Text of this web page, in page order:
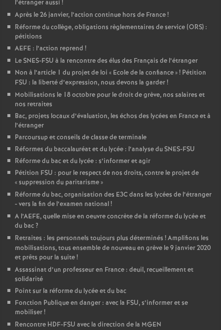
l’étranger aussi !
Après le 26 janvier, l’action continue hors de France!
Réforme du collège, obligations règlementaires de service (ORS) :
pétitions
AEFE : l’action reprend !
Le SNES-FSU à la rencontre des élus des Français de l’étranger
Non à l’article 1 du projet de loi « Ecole de la confiance»! Pétition
FSU : la liberté d’expression, nous devons la garder!
Mobilisations le 18 octobre pour le droit de grève, nos salaires et
nos retraites
Bac, projets locaux d’évaluation, les échos des lycées en France et à
l’étranger
Parcoursup et conseils de classe de terminale
Réformes du baccalauréat et du lycée : l’analyse du SNES-FSU
Réforme du bac et du lycée : s’informer et agir
Pétition FSU : pour le respect de nos droits, contre le projet de
«suppression du paritarisme»
Réforme du bac, organisation des E3C dans les lycées de l’étranger
- vers la fin de l’examen national!
A l’AEFE, quelle mise en oeuvre concrète de la réforme du lycée et
du bac?
Retraites : les personnels toujours plus déterminés ! Amplifions les
mobilisations, tous ensemble de nouveau en grève le 9 janvier 2020
et prêts pour la suite!
Assassinat d’un professeur en France : deuil, recueillement et
solidarité
Point sur la réforme du lycée et du bac
Fonction Publique en danger : avec la FSU, s’informer et se
mobiliser!
Rencontre HDF-FSU avec la direction de la MGEN